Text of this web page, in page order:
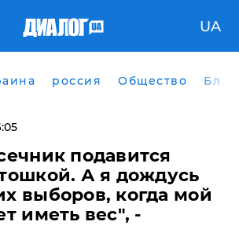
UA
россия Общество
подавится
А я дождусь
выборов, когда мой
иметь вес", -